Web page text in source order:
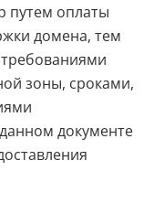
путем оплаты
домена, тем
зоны, сроками,
документе